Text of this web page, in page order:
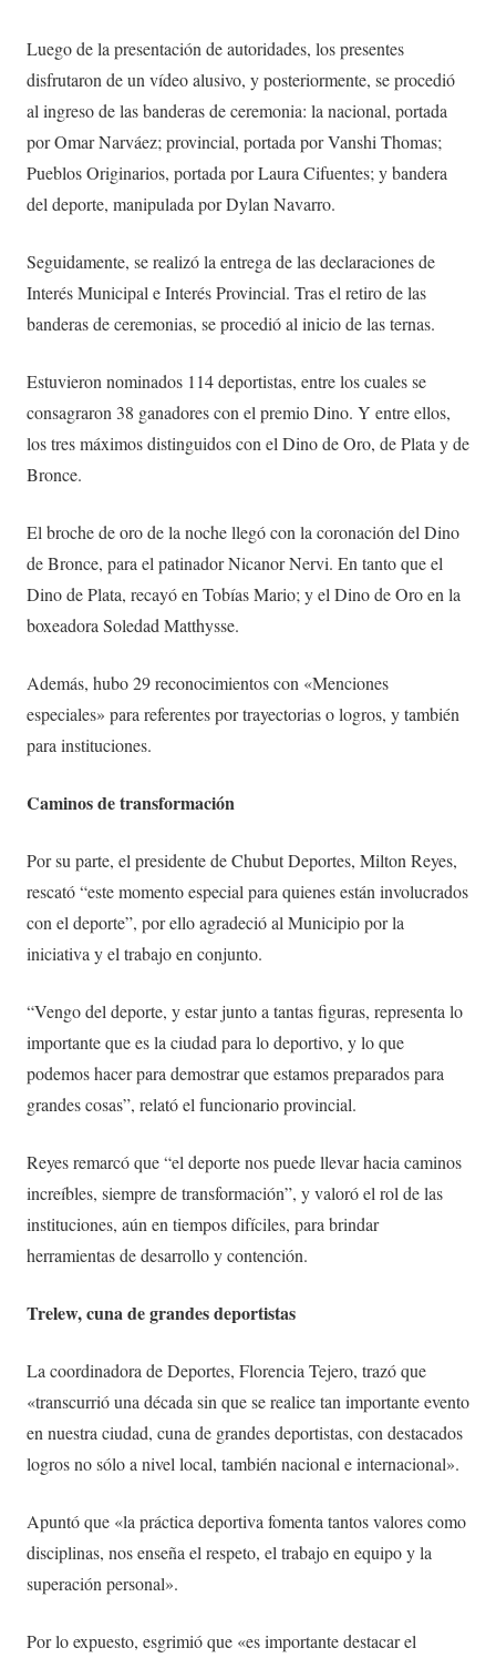
Luego de la presentación de autoridades, los presentes
disfrutaron de un vídeo alusivo, y posteriormente, se procedió
al ingreso de las banderas de ceremonia: la nacional, portada
por Omar Narváez; provincial, portada por Vanshi Thomas;
Pueblos Originarios, portada por Laura Cifuentes; y bandera
del deporte, manipulada por Dylan Navarro.
Seguidamente, se realizó la entrega de las declaraciones de
Interés Municipal e Interés Provincial. Tras el retiro de las
banderas de ceremonias, se procedió al inicio de las ternas.
Estuvieron nominados 114 deportistas, entre los cuales se
consagraron 38 ganadores con el premio Dino. Y entre ellos,
los tres máximos distinguidos con el Dino de Oro, de Plata y de
Bronce.
El broche de oro de la noche llegó con la coronación del Dino
de Bronce, para el patinador Nicanor Nervi. En tanto que el
Dino de Plata, recayó en Tobías Mario; y el Dino de Oro en la
boxeadora Soledad Matthysse.
Además, hubo 29 reconocimientos con «Menciones
especiales» para referentes por trayectorias o logros, y también
para instituciones.
Caminos de transformación
Por su parte, el presidente de Chubut Deportes, Milton Reyes,
rescató “este momento especial para quienes están involucrados
con el deporte”, por ello agradeció al Municipio por la
iniciativa y el trabajo en conjunto.
“Vengo del deporte, y estar junto a tantas figuras, representa lo
importante que es la ciudad para lo deportivo, y lo que
podemos hacer para demostrar que estamos preparados para
grandes cosas”, relató el funcionario provincial.
Reyes remarcó que “el deporte nos puede llevar hacia caminos
increíbles, siempre de transformación”, y valoró el rol de las
instituciones, aún en tiempos difíciles, para brindar
herramientas de desarrollo y contención.
Trelew, cuna de grandes deportistas
La coordinadora de Deportes, Florencia Tejero, trazó que
«transcurrió una década sin que se realice tan importante evento
en nuestra ciudad, cuna de grandes deportistas, con destacados
logros no sólo a nivel local, también nacional e internacional».
Apuntó que «la práctica deportiva fomenta tantos valores como
disciplinas, nos enseña el respeto, el trabajo en equipo y la
superación personal».
Por lo expuesto, esgrimió que «es importante destacar el